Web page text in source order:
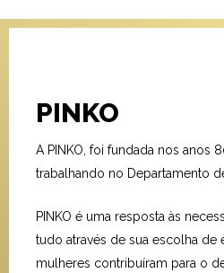
PINKO
A PINKO, foi fundada nos anos
trabalhando no Departamento
PINKO é uma resposta às
tudo através de sua escolha
mulheres contribuíram para o